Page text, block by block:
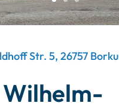
Str. 5, 26757
Wilhelm-